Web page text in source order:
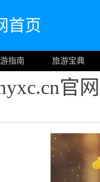
首页
指南 旅游宝典
官